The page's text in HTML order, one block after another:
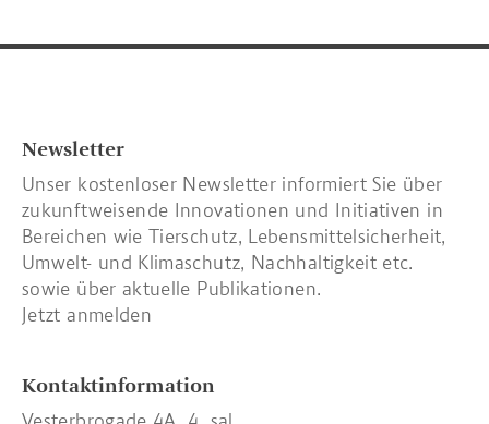
Newsletter
Unser kostenloser Newsletter informiert Sie über
zukunftweisende Innovationen und Initiativen in
Bereichen wie Tierschutz, Lebensmittelsicherheit,
Umwelt- und Klimaschutz, Nachhaltigkeit etc.
sowie über aktuelle Publikationen.
Jetzt anmelden
Kontaktinformation